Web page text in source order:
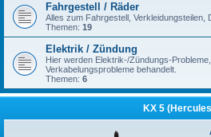
Fahrgestell / Räder
Alles zum Fahrgestell, Verkleidungsteilen,
Themen: 19
Elektrik / Zündung
Hier werden Elektrik-/Zündungs-
Verkabelungsprobleme behandelt.
Themen: 6
KX 5